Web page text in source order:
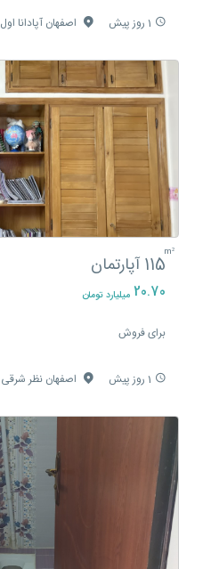
1 روز پیش اصفهان آپادانا اول
115m² آپارتمان
20.70 میلیارد تومان
برای فروش
1 روز پیش اصفهان نظر شرقی